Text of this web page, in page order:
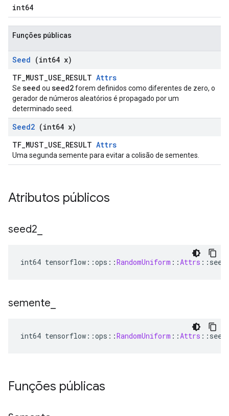
int64
Funções públicas
Seed (int64 x)
TF_MUST_USE_RESULT Attrs
Se seed ou seed2forem definidos como diferentes de zero, o
gerador de números aleatórios é propagado por um
determinado seed.
Seed2 (int64 x)
TF_MUST_USE_RESULT Attrs
Uma segunda semente para evitar a colisão de sementes.
Atributos públicos
seed2
int64 tensorflow ::ops ::RandomUniform ::Attrs ::
semente
int64 tensorflow ::ops ::RandomUniform ::Attrs ::
Funções públicas